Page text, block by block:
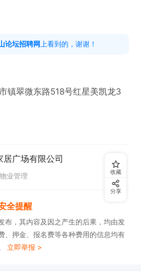
论坛招聘网 上看到的，谢谢！
镇翠微东路518号红星美凯龙3
居广场有限公司
物业管理
全提醒
布，其内容及因之产生的后果，均由发
、押金、报名费等各种费用的信息均有
立即举报 >
收藏
分享